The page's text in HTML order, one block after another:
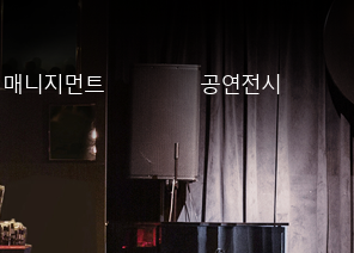
매니지먼트 공연전시